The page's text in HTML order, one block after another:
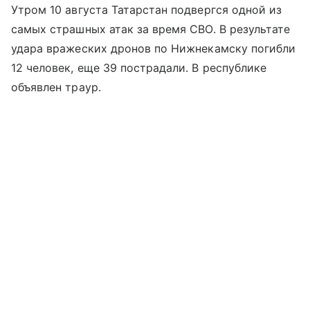
Утром 10 августа Татарстан подвергся одной из
самых страшных атак за время СВО. В результате
удара вражеских дронов по Нижнекамску погибли
12 человек, еще 39 пострадали. В республике
объявлен траур.